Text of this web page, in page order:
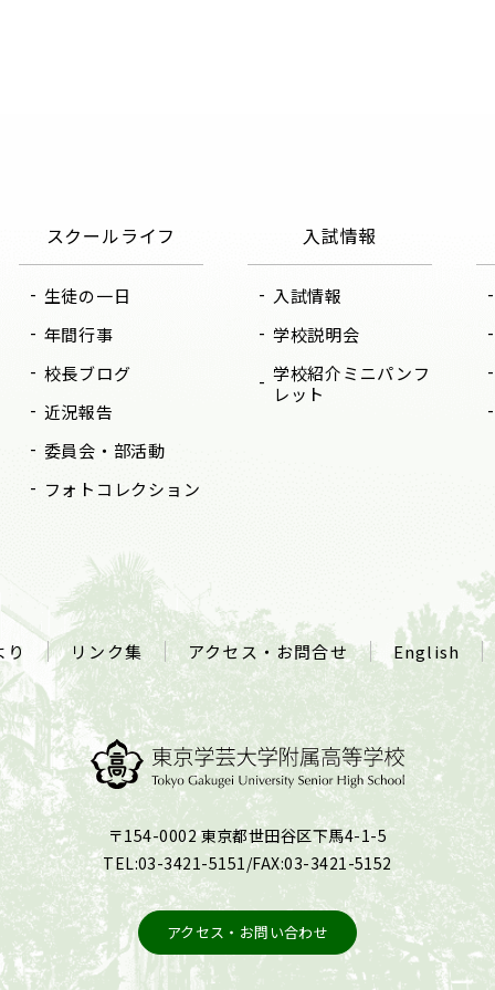
スクールライフ
生徒の一日
年間行事
校長ブログ
近況報告
委員会・部活動
フォトコレクション
入試情報
入試情報
学校説明会
学校紹介ミニパンフ
レット
り リンク集 アクセス・お問合せ English
〒154-0002 東京都世田谷区下馬4-1-5
TEL:03-3421-5151/FAX:03-3421-5152
アクセス・お問い合わせ